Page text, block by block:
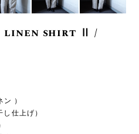
linen shirt Ⅱ /
）
仕上げ）